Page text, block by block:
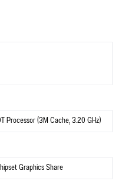
(3M Cache, 3.20 GHz)
Graphics Share